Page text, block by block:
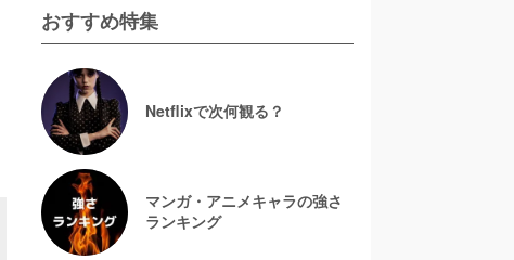
おすすめ特集
Netflixで次何観る？
マンガ・アニメキャラの強さ
ランキング